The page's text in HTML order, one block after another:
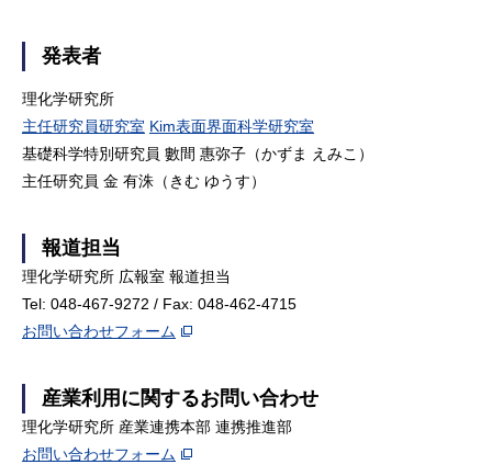
発表者
理化学研究所
主任研究員研究室 Kim表面界面科学研究室
基礎科学特別研究員 數間 惠弥子（かずま えみこ）
主任研究員 金 有洙（きむ ゆうす）
報道担当
理化学研究所 広報室 報道担当
Tel: 048-467-9272 / Fax: 048-462-4715
お問い合わせフォーム
産業利用に関するお問い合わせ
理化学研究所 産業連携本部 連携推進部
お問い合わせフォーム